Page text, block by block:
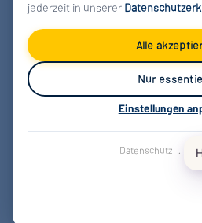
jederzeit in unserer
Alle
Nur
Einstellungen
Datenschutz ·
copyright © by Kontor
SITEMAP|
Aus Gründen der besseren
auf dieser Website die
selbstverständlich alle